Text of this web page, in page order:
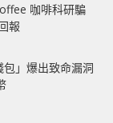
咖啡科研騙
報
包」爆出致命漏洞